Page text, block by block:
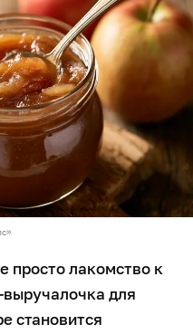
просто лакомство к
для
становится